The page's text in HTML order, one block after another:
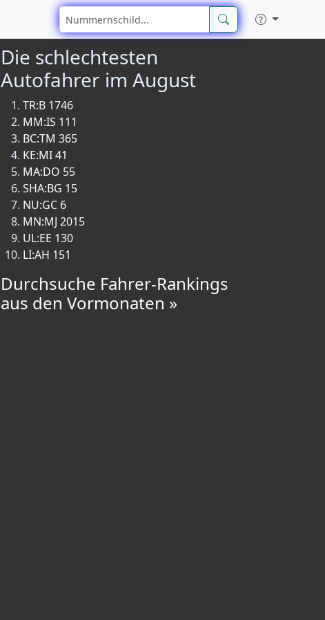
Die schlechtesten
Autofahrer im August
TR:B 1746
MM:IS 111
BC:TM 365
KE:MI 41
MA:DO 55
SHA:BG 15
NU:GC 6
MN:MJ 2015
UL:EE 130
LI:AH 151
Durchsuche Fahrer-Rankings
aus den Vormonaten »